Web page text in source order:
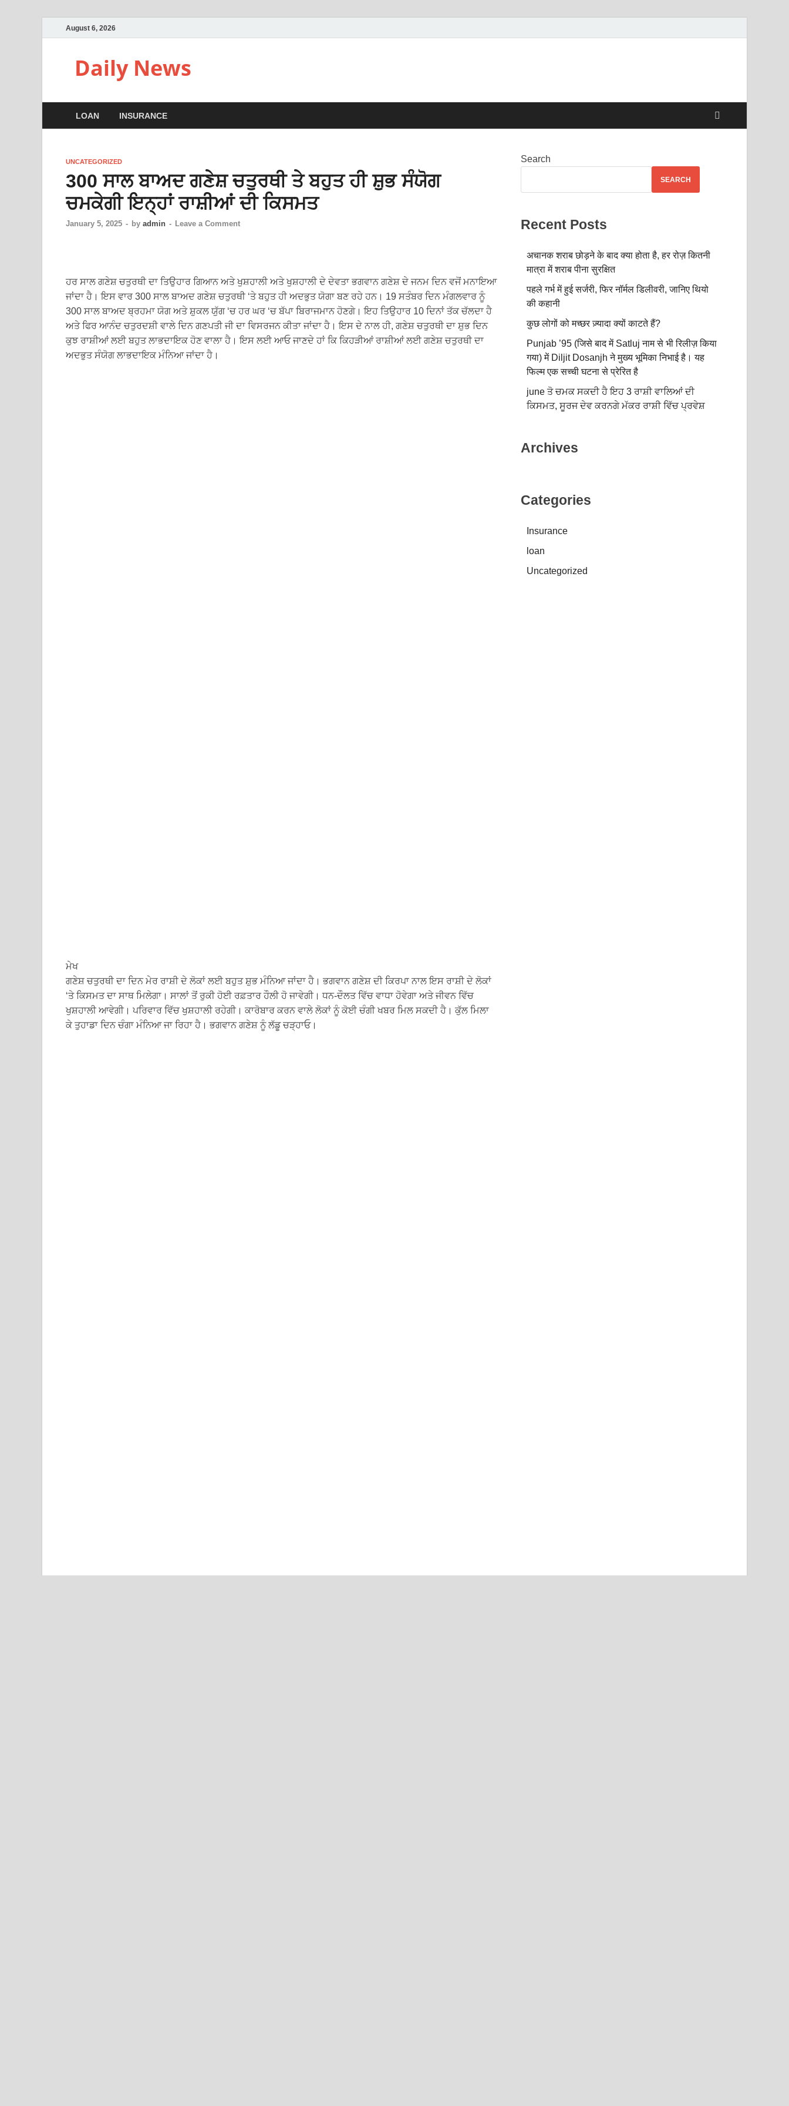
August 6, 2026
Daily News
LOAN INSURANCE
UNCATEGORIZED
300 ਸਾਲ ਬਾਅਦ ਗਣੇਸ਼ ਚਤੁਰਥੀ ਤੇ ਬਹੁਤ ਹੀ ਸ਼ੁਭ ਸੰਯੋਗ
ਚਮਕੇਗੀ ਇਨ੍ਹਾਂ ਰਾਸ਼ੀਆਂ ਦੀ ਕਿਸਮਤ
January 5, 2025 - by admin - Leave a Comment
ਹਰ ਸਾਲ ਗਣੇਸ਼ ਚਤੁਰਥੀ ਦਾ ਤਿਉਹਾਰ ਗਿਆਨ ਅਤੇ ਖੁਸ਼ਹਾਲੀ ਅਤੇ ਖੁਸ਼ਹਾਲੀ ਦੇ ਦੇਵਤਾ ਭਗਵਾਨ ਗਣੇਸ਼ ਦੇ ਜਨਮ ਦਿਨ ਵਜੋਂ ਮਨਾਇਆ
ਜਾਂਦਾ ਹੈ। ਇਸ ਵਾਰ 300 ਸਾਲ ਬਾਅਦ ਗਣੇਸ਼ ਚਤੁਰਥੀ ‘ਤੇ ਬਹੁਤ ਹੀ ਅਦਭੁਤ ਯੋਗਾ ਬਣ ਰਹੇ ਹਨ। 19 ਸਤੰਬਰ ਦਿਨ ਮੰਗਲਵਾਰ ਨੂੰ
300 ਸਾਲ ਬਾਅਦ ਬ੍ਰਹਮਾ ਯੋਗ ਅਤੇ ਸ਼ੁਕਲ ਯੁੱਗ ‘ਚ ਹਰ ਘਰ ‘ਚ ਬੱਪਾ ਬਿਰਾਜਮਾਨ ਹੋਣਗੇ। ਇਹ ਤਿਉਹਾਰ 10 ਦਿਨਾਂ ਤੱਕ ਚੱਲਦਾ ਹੈ
ਅਤੇ ਫਿਰ ਆਨੰਦ ਚਤੁਰਦਸ਼ੀ ਵਾਲੇ ਦਿਨ ਗਣਪਤੀ ਜੀ ਦਾ ਵਿਸਰਜਨ ਕੀਤਾ ਜਾਂਦਾ ਹੈ। ਇਸ ਦੇ ਨਾਲ ਹੀ, ਗਣੇਸ਼ ਚਤੁਰਥੀ ਦਾ ਸ਼ੁਭ ਦਿਨ
ਕੁਝ ਰਾਸ਼ੀਆਂ ਲਈ ਬਹੁਤ ਲਾਭਦਾਇਕ ਹੋਣ ਵਾਲਾ ਹੈ। ਇਸ ਲਈ ਆਓ ਜਾਣਦੇ ਹਾਂ ਕਿ ਕਿਹੜੀਆਂ ਰਾਸ਼ੀਆਂ ਲਈ ਗਣੇਸ਼ ਚਤੁਰਥੀ ਦਾ
ਅਦਭੁਤ ਸੰਯੋਗ ਲਾਭਦਾਇਕ ਮੰਨਿਆ ਜਾਂਦਾ ਹੈ।
ਮੇਖ
ਗਣੇਸ਼ ਚਤੁਰਥੀ ਦਾ ਦਿਨ ਮੇਰ ਰਾਸ਼ੀ ਦੇ ਲੋਕਾਂ ਲਈ ਬਹੁਤ ਸ਼ੁਭ ਮੰਨਿਆ ਜਾਂਦਾ ਹੈ। ਭਗਵਾਨ ਗਣੇਸ਼ ਦੀ ਕਿਰਪਾ ਨਾਲ ਇਸ ਰਾਸ਼ੀ ਦੇ ਲੋਕਾਂ
‘ਤੇ ਕਿਸਮਤ ਦਾ ਸਾਥ ਮਿਲੇਗਾ। ਸਾਲਾਂ ਤੋਂ ਰੁਕੀ ਹੋਈ ਰਫ਼ਤਾਰ ਹੌਲੀ ਹੋ ਜਾਵੇਗੀ। ਧਨ-ਦੌਲਤ ਵਿੱਚ ਵਾਧਾ ਹੋਵੇਗਾ ਅਤੇ ਜੀਵਨ ਵਿੱਚ
ਖੁਸ਼ਹਾਲੀ ਆਵੇਗੀ। ਪਰਿਵਾਰ ਵਿੱਚ ਖੁਸ਼ਹਾਲੀ ਰਹੇਗੀ। ਕਾਰੋਬਾਰ ਕਰਨ ਵਾਲੇ ਲੋਕਾਂ ਨੂੰ ਕੋਈ ਚੰਗੀ ਖਬਰ ਮਿਲ ਸਕਦੀ ਹੈ। ਕੁੱਲ ਮਿਲਾ
ਕੇ ਤੁਹਾਡਾ ਦਿਨ ਚੰਗਾ ਮੰਨਿਆ ਜਾ ਰਿਹਾ ਹੈ। ਭਗਵਾਨ ਗਣੇਸ਼ ਨੂੰ ਲੱਡੂ ਚੜ੍ਹਾਓ।
Search
SEARCH
Recent Posts
अचानक शराब छोड़ने के बाद क्या होता है, हर रोज़ कितनी
मात्रा में शराब पीना सुरक्षित
पहले गर्भ में हुई सर्जरी, फिर नॉर्मल डिलीवरी, जानिए थियो
की कहानी
कुछ लोगों को मच्छर ज़्यादा क्यों काटते हैं?
Punjab ’95 (जिसे बाद में Satluj नाम से भी रिलीज़ किया
गया) में Diljit Dosanjh ने मुख्य भूमिका निभाई है। यह
फिल्म एक सच्ची घटना से प्रेरित है
june ਤੋ ਚਮਕ ਸਕਦੀ ਹੈ ਇਹ 3 ਰਾਸ਼ੀ ਵਾਲਿਆਂ ਦੀ
ਕਿਸਮਤ, ਸੂਰਜ ਦੇਵ ਕਰਨਗੇ ਮੱਕਰ ਰਾਸ਼ੀ ਵਿੱਚ ਪ੍ਰਵੇਸ਼
Archives
Categories
Insurance
loan
Uncategorized